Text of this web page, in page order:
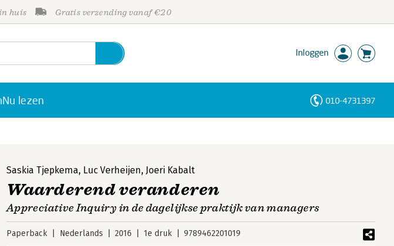
huis Gratis verzending vanaf €20
Inloggen
Nu lezen 010-4731397
Saskia Tjepkema, Luc Verheijen, Joeri Kabalt
Waarderend veranderen
Appreciative Inquiry in de dagelijkse praktijk van managers
Paperback Nederlands 2016 1e druk 9789462201019
Personen